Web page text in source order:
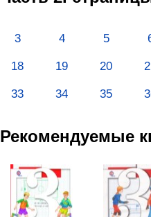
3 4 5
18 19 20
33 34 35
Рекомендуемые